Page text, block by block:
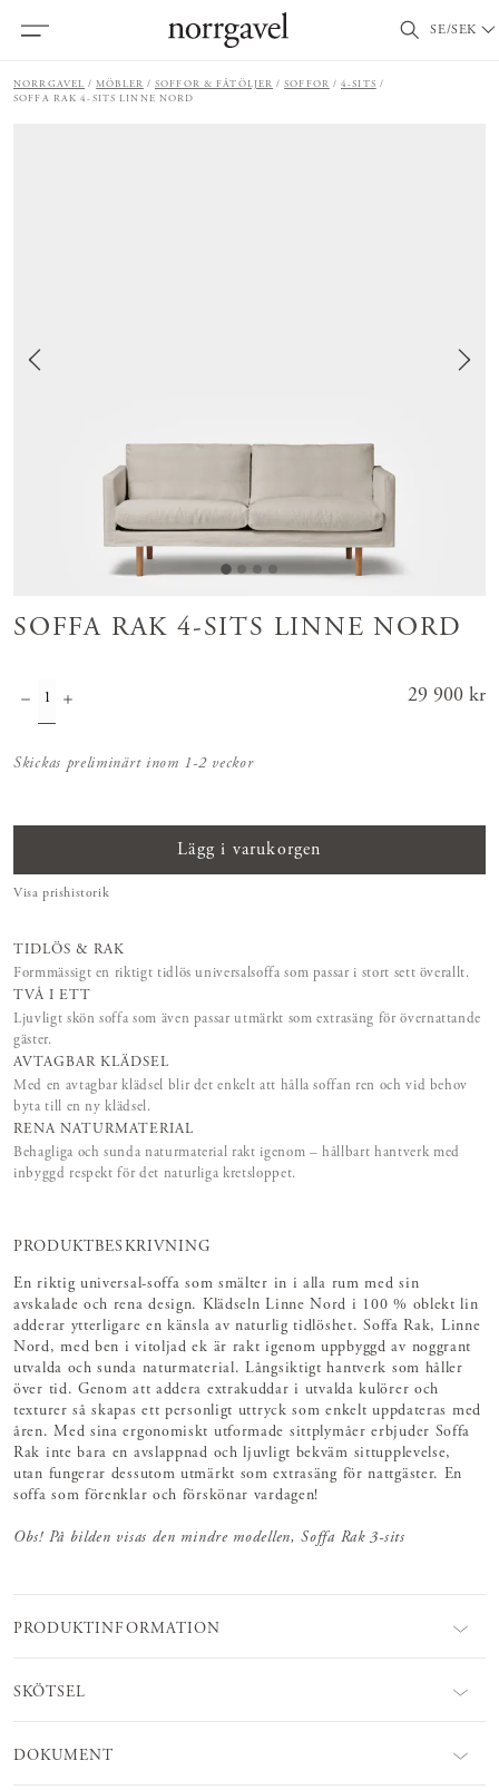
SE/SEK
NORRGAVEL MÖBLER SOFFOR & FÅTÖLJER SOFFOR
4-SITS
SOFFA RAK 4-SITS LINNE NORD
SOFFA RAK 4-SITS LINNE NORD
Pris:
29 900 kr
Skickas preliminärt inom 1-2 veckor
Lägg i varukorgen
Visa prishistorik
TIDLÖS & RAK
Formmässigt en riktigt tidlös universalsoffa som passar i stort sett överallt.
TVÅ I ETT
Ljuvligt skön soffa som även passar utmärkt som extrasäng för övernattande
gäster.
AVTAGBAR KLÄDSEL
Med en avtagbar klädsel blir det enkelt att hålla soffan ren och vid behov
byta till en ny klädsel.
RENA NATURMATERIAL
Behagliga och sunda naturmaterial rakt igenom – hållbart hantverk med
inbyggd respekt för det naturliga kretsloppet.
PRODUKTBESKRIVNING
En riktig universal-soffa som smälter in i alla rum med sin
avskalade och rena design. Klädseln Linne Nord i 100 % oblekt lin
adderar ytterligare en känsla av naturlig tidlöshet. Soffa Rak, Linne
Nord, med ben i vitoljad ek är rakt igenom uppbyggd av noggrant
utvalda och sunda naturmaterial. Långsiktigt hantverk som håller
över tid. Genom att addera extrakuddar i utvalda kulörer och
texturer så skapas ett personligt uttryck som enkelt uppdateras med
åren. Med sina ergonomiskt utformade sittplymåer erbjuder Soffa
Rak inte bara en avslappnad och ljuvligt bekväm sittupplevelse,
utan fungerar dessutom utmärkt som extrasäng för nattgäster. En
soffa som förenklar och förskönar vardagen!
Obs! På bilden visas den mindre modellen, Soffa Rak 3-sits
PRODUKTINFORMATION
SKÖTSEL
DOKUMENT